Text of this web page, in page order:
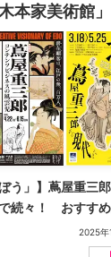
本家美術館
う」】蔦屋重三
続々！ おすすめ
2025年